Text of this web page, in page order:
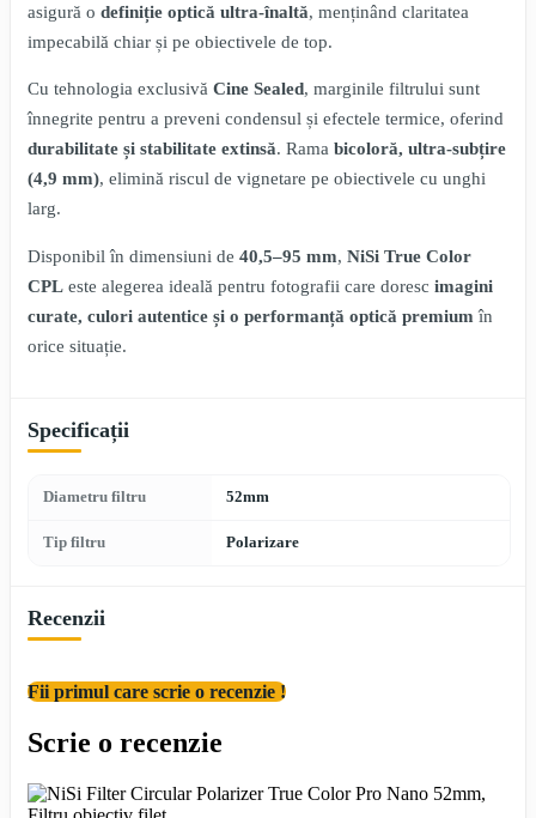
asigură o definiție optică ultra-înaltă, menținând claritatea
impecabilă chiar și pe obiectivele de top.
Cu tehnologia exclusivă Cine Sealed, marginile filtrului sunt
înnegrite pentru a preveni condensul și efectele termice, oferind
durabilitate și stabilitate extinsă. Rama bicoloră, ultra-subțire
(4,9 mm), elimină riscul de vignetare pe obiectivele cu unghi
larg.
Disponibil în dimensiuni de 40,5–95 mm, NiSi True Color
CPL este alegerea ideală pentru fotografii care doresc imagini
curate, culori autentice și o performanță optică premium în
orice situație.
Specificații
Diametru filtru 52mm
Tip filtru Polarizare
Recenzii
Fii primul care scrie o recenzie !
Scrie o recenzie